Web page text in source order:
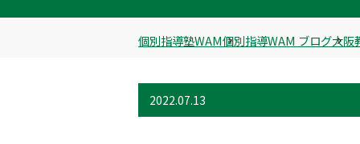
個別指導塾WAM個別指導WAM ブログ大阪
2022.07.13